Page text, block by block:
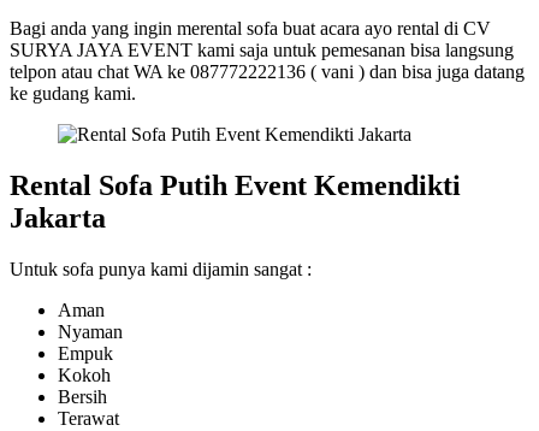
Bagi anda yang ingin merental sofa buat acara ayo rental di CV
SURYA JAYA EVENT kami saja untuk pemesanan bisa langsung
telpon atau chat WA ke 087772222136 ( vani ) dan bisa juga datang
ke gudang kami.
Rental Sofa Putih Event Kemendikti
Jakarta
Untuk sofa punya kami dijamin sangat :
Aman
Nyaman
Empuk
Kokoh
Bersih
Terawat